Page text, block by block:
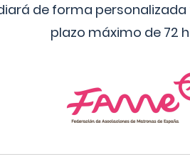
de forma
plazo máximo de 72